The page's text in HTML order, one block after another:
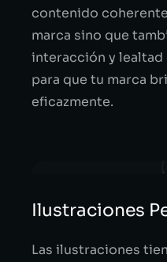
contenido
marca sino que
interacción y lealtad
para que tu marca
eficazmente.
Ilustraciones
Las ilustraciones